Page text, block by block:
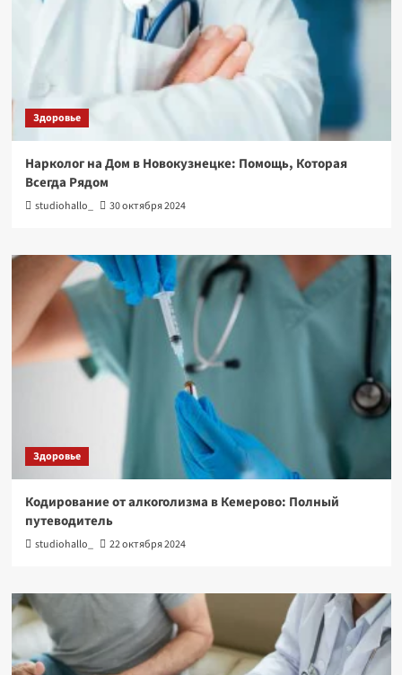
Здоровье
Нарколог на Дом в Новокузнецке: Помощь, Которая
Всегда Рядом
studiohallo_ 30 октября 2024
Здоровье
Кодирование от алкоголизма в Кемерово: Полный
путеводитель
studiohallo_ 22 октября 2024